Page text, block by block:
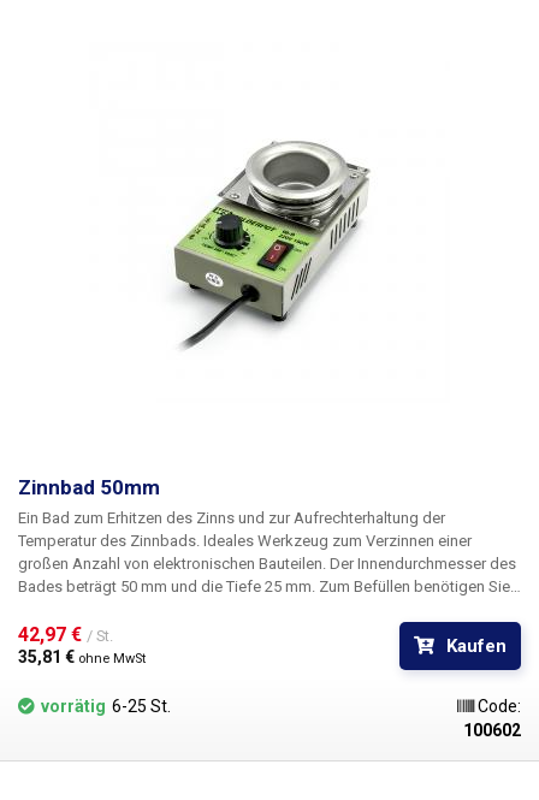
Zinnbad 50mm
Ein Bad zum Erhitzen des Zinns und zur Aufrechterhaltung der
Temperatur des Zinnbads. Ideales Werkzeug zum Verzinnen einer
großen Anzahl von elektronischen Bauteilen. Der Innendurchmesser des
Bades beträgt 50 mm und die Tiefe 25 mm. Zum Befüllen benötigen Sie
unserem Sortiment. Die Temperatur des Bades ist stufenlos zwischen
200 und 450°C einstellbar.
42,97 € / St.
35,81 € ohne MwSt
Kaufen
vorrätig 6-25 St.
Code:
100602